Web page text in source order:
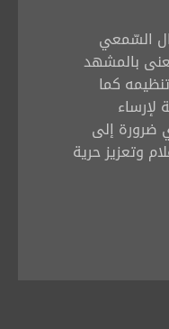
السّمعي
بالمشهد
كما
ضرورة إلى
وتعزيز حرية